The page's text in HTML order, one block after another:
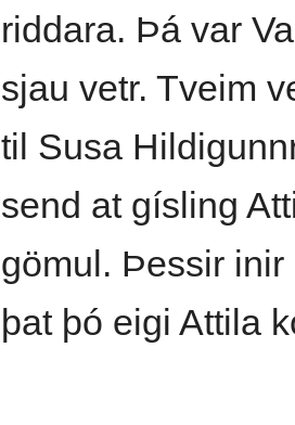
riddara. Þá var
sjau vetr. Tveim
til Susa
send at gísling
gömul. Þessir
þat þó eigi Attila